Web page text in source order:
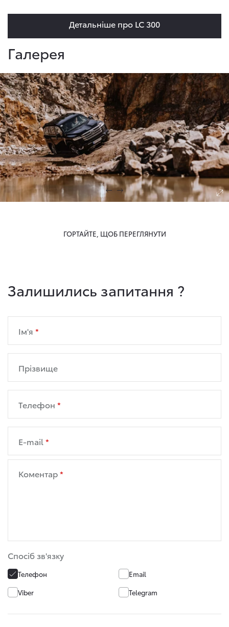
Детальніше про LC 300
Галерея
ГОРТАЙТЕ, ЩОБ ПЕРЕГЛЯНУТИ
Залишились запитання ?
Ім'я
Прізвище
Телефон
E-mail
Коментар
Спосіб зв'язку
Телефон
Email
Viber
Telegram